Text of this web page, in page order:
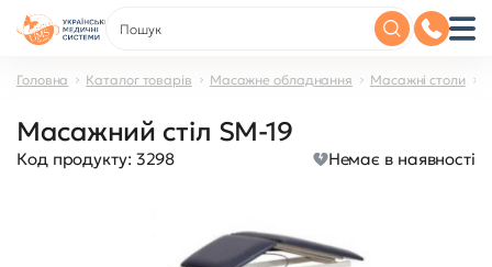
Головна Каталог товарів Масажне обладнання Масажні столи
Масажний стіл SM-19
Код продукту: 3298 Немає в наявності